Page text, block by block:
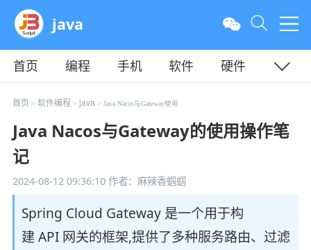
java
首页 编程 手机 软件
硬件
教程
平面 服务器
首页 > 软件编程 > java> Java Nacos与Gateway使用
Java Nacos与Gateway的使用操作笔
记
2024-08-12 09:36:10作者：麻辣香蝈蝈
Spring Cloud Gateway 是一个用于构
建 API 网关的框架,提供了多种服务路由、过滤